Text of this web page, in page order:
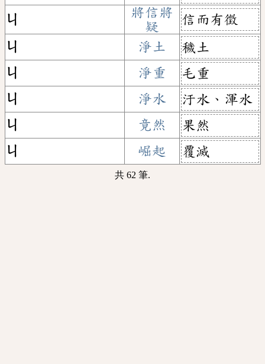
ㄐ
將信將
疑
信而有徵
ㄐ
淨土
穢土
ㄐ
淨重
毛重
ㄐ
淨水
汙水、渾水
ㄐ
竟然
果然
ㄐ
崛起 覆滅
共 62 筆.